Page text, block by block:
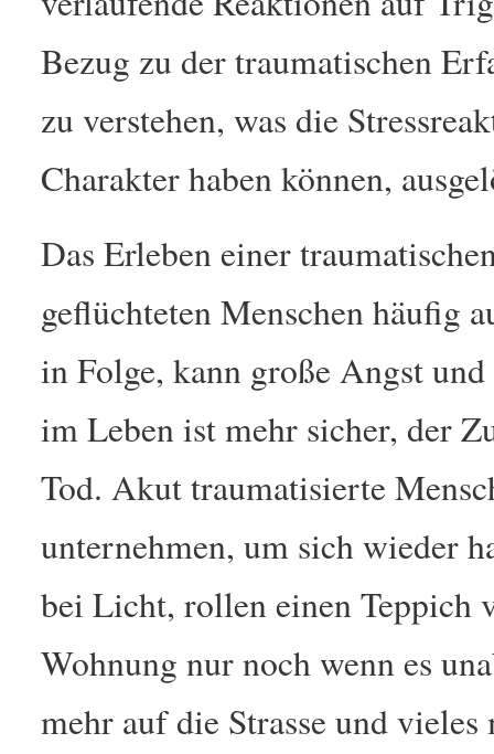
Bezug zu der traumatischen
zu verstehen, was die
Charakter haben können,
Das Erleben einer
geflüchteten Menschen häufig
in Folge, kann große Angst
im Leben ist mehr sicher, der
Tod. Akut traumatisierte
unternehmen, um sich wieder
bei Licht, rollen einen Teppich
Wohnung nur noch wenn es
mehr auf die Strasse und